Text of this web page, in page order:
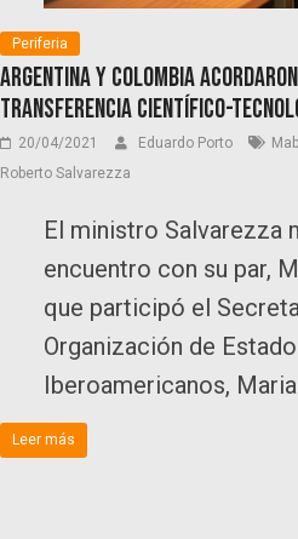
Periferia
Argentina y Colombia
transferencia científico-
20/04/2021 Eduardo Porto
Roberto Salvarezza
El ministro Salvarezza
encuentro con su par,
que participó el
Organización de
Iberoamericanos,
Leer más